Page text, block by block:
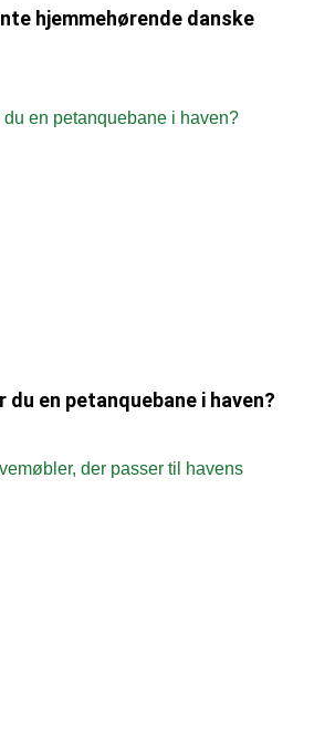
hjemmehørende danske
en petanquebane i haven?